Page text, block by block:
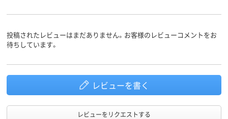
投稿されたレビューはまだありません。お客様のレビューコメントをお
待ちしています。
レビューを書く
レビューをリクエストする